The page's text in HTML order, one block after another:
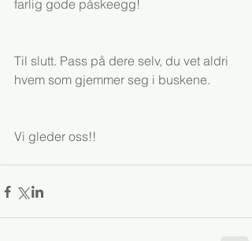
farlig gode påskeegg!
Til slutt. Pass på dere selv, du vet aldri
hvem som gjemmer seg i buskene.
Vi gleder oss!!